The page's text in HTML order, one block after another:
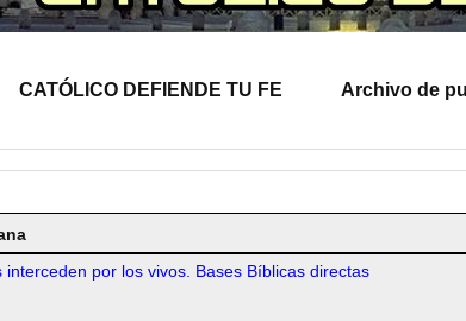
CATÓLICO DEFIENDE TU FE Archivo de
interceden por los vivos. Bases Bíblicas directas